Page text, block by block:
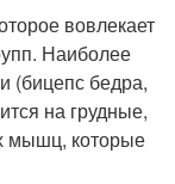
вовлекает
Наиболее
(бицепс бедра,
на грудные,
мышц, которые